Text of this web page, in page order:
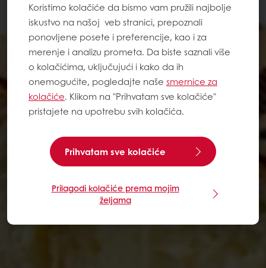
Koristimo kolačiće da bismo vam pružili najbolje
iskustvo na našoj veb stranici, prepoznali
ponovljene posete i preferencije, kao i za
merenje i analizu prometa. Da biste saznali više
o kolačićima, uključujući i kako da ih
onemogućite, pogledajte naše smernice za
kolačiće. Klikom na "Prihvatam sve kolačiće"
pristajete na upotrebu svih kolačića.
Prihvatam sve kolačiće
Prilagodi kolačiće prema mojim
željama